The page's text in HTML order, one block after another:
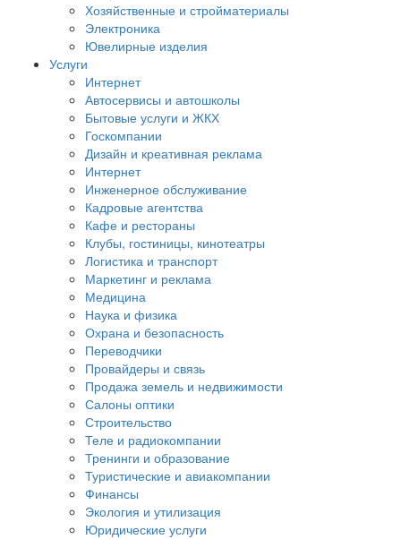
Хозяйственные и стройматериалы
Электроника
Ювелирные изделия
Услуги
Интернет
Автосервисы и автошколы
Бытовые услуги и ЖКХ
Госкомпании
Дизайн и креативная реклама
Интернет
Инженерное обслуживание
Кадровые агентства
Кафе и рестораны
Клубы, гостиницы, кинотеатры
Логистика и транспорт
Маркетинг и реклама
Медицина
Наука и физика
Охрана и безопасность
Переводчики
Провайдеры и связь
Продажа земель и недвижимости
Салоны оптики
Строительство
Теле и радиокомпании
Тренинги и образование
Туристические и авиакомпании
Финансы
Экология и утилизация
Юридические услуги